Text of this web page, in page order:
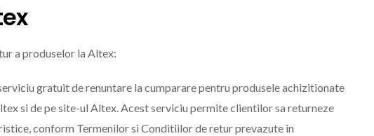
a produselor la Altex:
gratuit de renuntare la cumparare pentru produsele achizitionate
si de pe site-ul Altex. Acest serviciu permite clientilor sa returneze
conform Termenilor si Conditiilor de retur prevazute in